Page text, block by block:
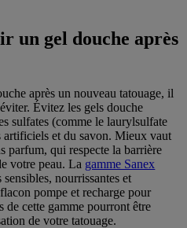
un gel douche après
après un nouveau tatouage, il
Évitez les gels douche
sulfates (comme le laurylsulfate
artificiels et du savon. Mieux vaut
parfum, qui respecte la barrière
votre peau. La gamme Sanex
nourrissantes et
pompe et recharge pour
de cette gamme pourront être
de votre tatouage.